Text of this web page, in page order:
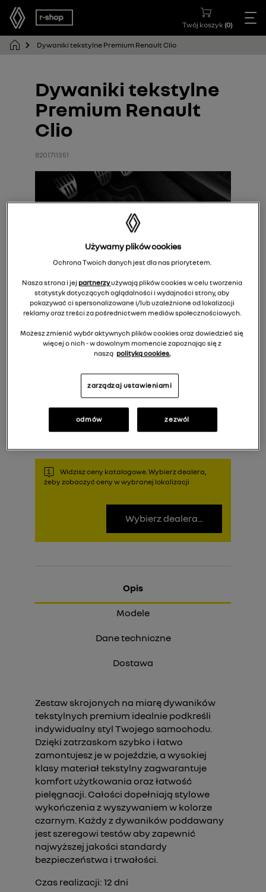
Twój koszyk (0)
Dywaniki tekstylne Premium Renault Clio
Dywaniki tekstylne
Premium Renault
Clio
8201711351
Cena rekomendowana: 400,00 zł
Do koszyka
Widzisz ceny katalogowe. Wybierz dealera,
żeby zobaczyć ceny w wybranej lokalizacji
Wybierz dealera...
Opis
Modele
Dane techniczne
Dostawa
Zestaw skrojonych na miarę dywaników
tekstylnych premium idealnie podkreśli
indywidualny styl Twojego samochodu.
Dzięki zatrzaskom szybko i łatwo
zamontujesz je w pojeździe, a wysokiej
klasy materiał tekstylny zagwarantuje
komfort użytkowania oraz łatwość
pielęgnacji. Całości dopełniają stylowe
wykończenia z wyszywaniem w kolorze
czarnym. Każdy z dywaników poddawany
jest szeregowi testów aby zapewnić
najwyższej jakości standardy
bezpieczeństwa i trwałości.
Czas realizacji: 12 dni
Używamy plików cookies
Ochrona Twoich danych jest dla nas priorytetem.
Nasza strona i jej partnerzyużywają plików cookies w celu tworzenia
statystyk dotyczących oglądalności i wydajności strony, aby
pokazywać ci spersonalizowane i/lub uzależnione od lokalizacji
reklamy oraz treści za pośrednictwem mediów społecznościowych.
Możesz zmienić wybór aktywnych plików cookies oraz dowiedzieć się
więcej o nich - w dowolnym momencie zapoznając się z
naszą polityką cookies.
zarządzaj ustawieniami
odmów zezwól